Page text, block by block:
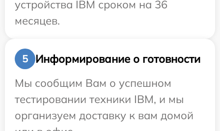
устройства IBM сроком на 36
месяцев.
5
Информирование о готовности
Мы сообщим Вам о успешном
тестировании техники IBM, и мы
организуем доставку к вам домой